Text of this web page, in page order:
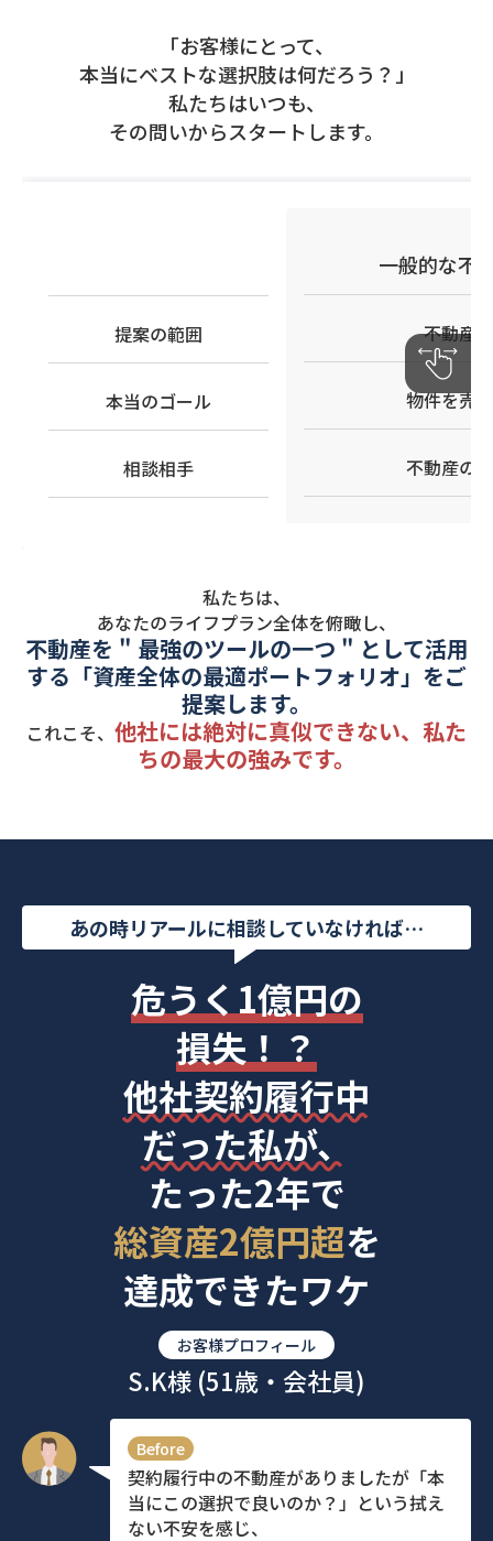
「お客様にとって、
本当にベストな選択肢は何だろう？」
私たちはいつも、
その問いからスタートします。
提案の範囲
本当のゴール
相談相手
一般的な不
不動産
物件を売
不動産の
私たちは、
あなたのライフプラン全体を俯瞰し、
不動産を " 最強のツールの一つ " として活用
する「資産全体の最適ポートフォリオ」をご
提案します。
これこそ、 他社には絶対に真似できない、私た
ちの最大の強みです。
あの時リアールに相談していなければ…
危うく1億円の
損失！？
他社契約履行中
だった私が、
たった2年で
総資産2億円超を
達成できたワケ
お客様プロフィール
S.K様 (51歳・会社員)
Before
契約履行中の不動産がありましたが「本
当にこの選択で良いのか？」という拭え
ない不安を感じ、